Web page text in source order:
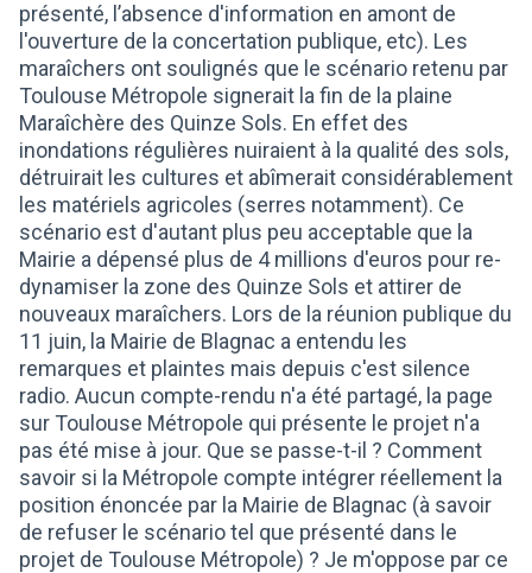
présenté, l’absence d'information en amont de
l'ouverture de la concertation publique, etc). Les
maraîchers ont soulignés que le scénario retenu par
Toulouse Métropole signerait la fin de la plaine
Maraîchère des Quinze Sols. En effet des
inondations régulières nuiraient à la qualité des sols,
détruirait les cultures et abîmerait considérablement
les matériels agricoles (serres notamment). Ce
scénario est d'autant plus peu acceptable que la
Mairie a dépensé plus de 4 millions d'euros pour re-
dynamiser la zone des Quinze Sols et attirer de
nouveaux maraîchers. Lors de la réunion publique du
11 juin, la Mairie de Blagnac a entendu les
remarques et plaintes mais depuis c'est silence
radio. Aucun compte-rendu n'a été partagé, la page
sur Toulouse Métropole qui présente le projet n'a
pas été mise à jour. Que se passe-t-il ? Comment
savoir si la Métropole compte intégrer réellement la
position énoncée par la Mairie de Blagnac (à savoir
de refuser le scénario tel que présenté dans le
projet de Toulouse Métropole) ? Je m'oppose par ce